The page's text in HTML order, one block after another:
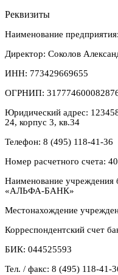
Реквизиты
Наименование
Директор: Соколов
ИНН: 773429669655
ОГРНИП:
Юридический адрес:
24, корпус 3, кв.34
Телефон: 8 (495) 118-41-36
Номер расчетного счета:
Наименование учреждения
«АЛЬФА-БАНК»
Местонахождение
Корреспондентский счет
БИК: 044525593
Тел. / факс: 8 (495) 118-41-